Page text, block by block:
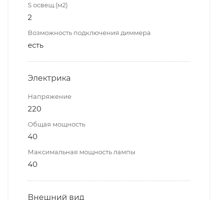
S освещ.(м2)
2
Возможность подключения диммера
есть
Электрика
Напряжение
220
Общая мощность
40
Максимальная мощность лампы
40
Внешний вид